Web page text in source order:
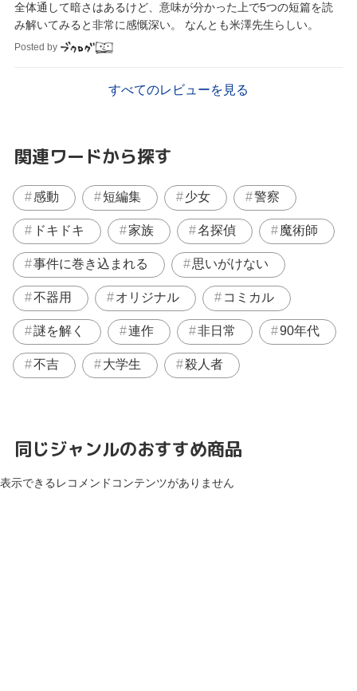
全体通して暗さはあるけど、意味が分かった上で5つの短篇を読
み解いてみると非常に感慨深い。 なんとも米澤先生らしい。
Posted by
すべてのレビューを見る
関連ワードから探す
感動 短編集 少女 警察
ドキドキ 家族 名探偵 魔術師
事件に巻き込まれる 思いがけない
不器用 オリジナル コミカル
謎を解く 連作 非日常 90年代
不吉 大学生 殺人者
同じジャンルのおすすめ商品
表示できるレコメンドコンテンツがありません